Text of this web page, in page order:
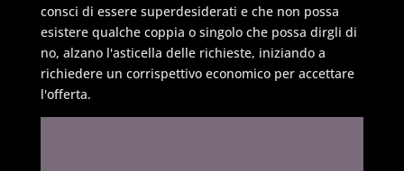
consci di essere superdesiderati e che non possa
esistere qualche coppia o singolo che possa dirgli di
no, alzano l'asticella delle richieste, iniziando a
richiedere un corrispettivo economico per accettare
l'offerta.